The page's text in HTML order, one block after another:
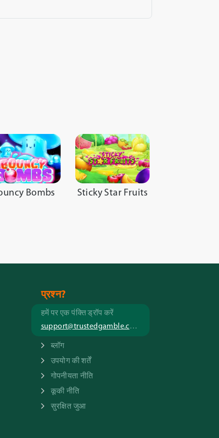
Bombs Sticky Star Fruits
प्रश्न?
हमें पर एक पंक्ति ड्रॉप करें
support@trustedgamble.com
ब्लॉग
उपयोग की शर्तें
गोपनीयता नीति
कूकी नीति
सुरक्षित जुआ